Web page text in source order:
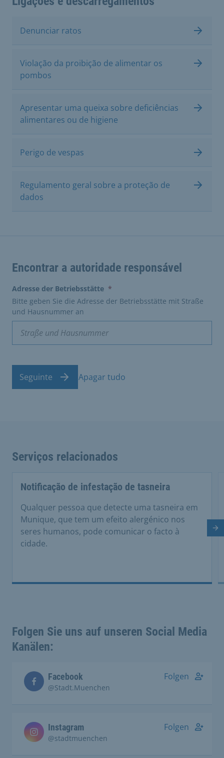
Denunciar ratos
Violação da proibição de alimentar os
pombos
Apresentar uma queixa sobre deficiências
alimentares ou de higiene
Perigo de vespas
Regulamento geral sobre a proteção de
dados
Encontrar a autoridade responsável
Adresse der Betriebsstätte *
Bitte geben Sie die Adresse der Betriebsstätte mit Straße
und Hausnummer an
Seguinte Apagar tudo
Serviços relacionados
Notificação de infestação de tasneira
Qualquer pessoa que detecte uma tasneira em
Munique, que tem um efeito alergénico nos
seres humanos, pode comunicar o facto à
cidade.
Folgen Sie uns auf unseren Social Media
Kanälen:
Facebook
@Stadt.Muenchen
Folgen
Instagram
@stadtmuenchen
Folgen